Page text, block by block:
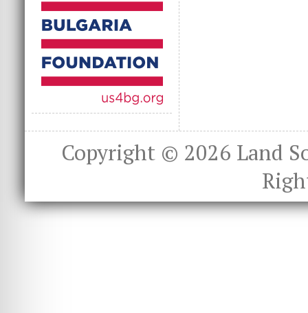
Copyright © 2026 Land